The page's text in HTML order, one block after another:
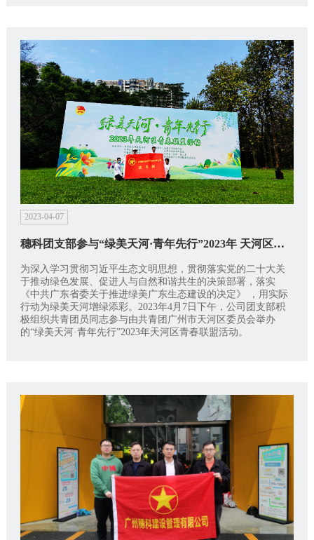
2023-04-07
穗科团支部参与“绿美天河·青年先行”2023年 天河区青春联盟活动简报
为深入学习贯彻习近平生态文明思想，贯彻落实党的二十大关
于推动绿色发展、促进人与自然和谐共生的决策部署，落实
《中共广东省委关于推进绿美广东生态建设的决定》 ，用实际
行动为绿美天河增绿添彩。2023年4月7日下午，公司团支部积
极组织共青团员同志参与由共青团广州市天河区委员会举办
的“绿美天河·青年先行”2023年天河区青春联盟活动。